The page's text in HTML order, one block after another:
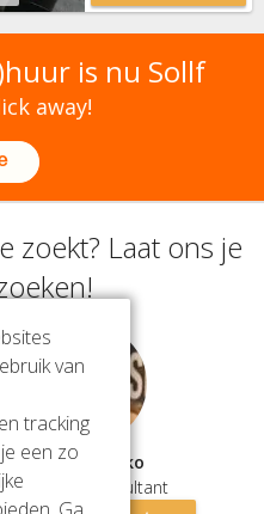
is nu Sollf
away!
zoekt? Laat ons je
Mathios Zeko
Vastgoedconsultant
van
tracking
een zo
Ga